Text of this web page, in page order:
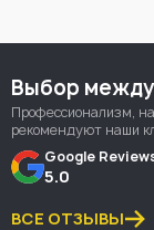
Выбор
Профессионализм,
рекомендуют наши
Google
5.0
ВСЕ ОТЗЫВЫ